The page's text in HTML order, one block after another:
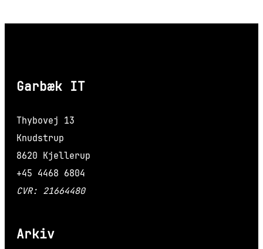
Garbæk IT
Thybovej 13
Knudstrup
8620 Kjellerup
+45 4468 6804
CVR: 21664480
Arkiv